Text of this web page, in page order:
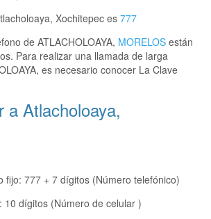
Xochitepec es 777
de ATLACHOLOAYA, MORELOS están
Para realizar una llamada de larga
es necesario conocer La Clave
a Atlacholoaya,
fijo: 777 + 7 dígitos (Número telefónico)
10 dígitos (Número de celular )